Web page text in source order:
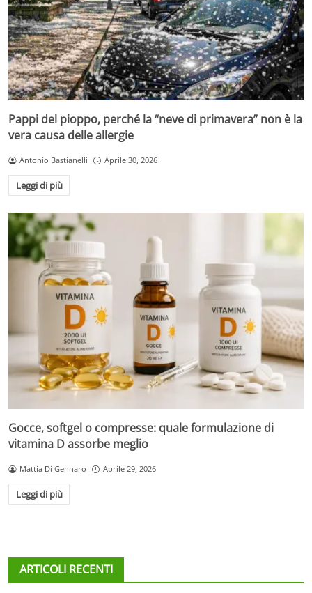
Pappi del pioppo, perché la “neve di primavera” non è la
vera causa delle allergie
Antonio Bastianelli Aprile 30, 2026
Leggi di più
Gocce, softgel o compresse: quale formulazione di
vitamina D assorbe meglio
Mattia Di Gennaro Aprile 29, 2026
Leggi di più
ARTICOLI RECENTI